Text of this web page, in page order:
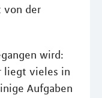
von der
wird:
liegt vieles in
Aufgaben